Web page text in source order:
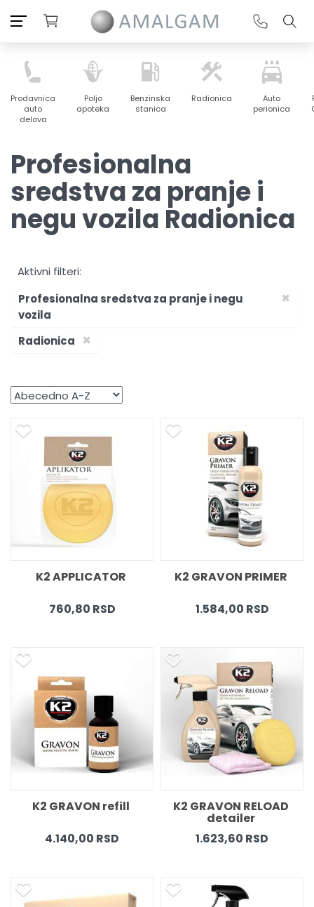
Prodavnica
auto
delova
Poljo
apoteka
Benzinska
stanica
Radionica
Auto
perionica
Profesionalna
sredstva za pranje i
negu vozila Radionica
Aktivni filteri:
×
Profesionalna sredstva za pranje i negu
vozila
×
Radionica
K2 APPLICATOR
760,80 RSD
K2 GRAVON PRIMER
1.584,00 RSD
K2 GRAVON refill
4.140,00 RSD
K2 GRAVON RELOAD
detailer
1.623,60 RSD